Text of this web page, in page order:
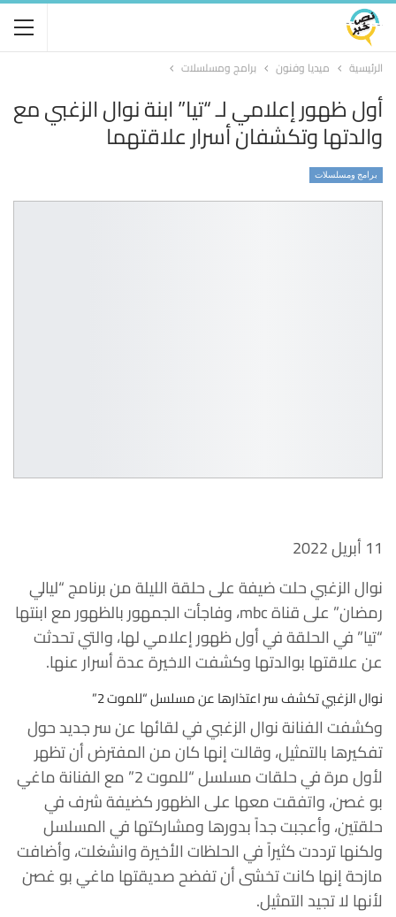
الرئيسية ميديا وفنون برامج ومسلسلات
أول ظهور إعلامي لـ “تيا” ابنة نوال الزغبي مع
والدتها وتكشفان أسرار علاقتهما
برامج ومسلسلات
11 أبريل 2022
نوال الزغبي حلت ضيفة على حلقة الليلة من برنامج “ليالي
رمضان” على قناةmbc، وفاجأت الجمهور بالظهور مع ابنتها
“تيا” في الحلقة في أول ظهور إعلامي لها، والتي تحدثت
عن علاقتها بوالدتها وكشفت الاخيرة عدة أسرار عنها.
نوال الزغبي تكشف سر اعتذارها عن مسلسل “للموت 2”
وكشفت الفنانة نوال الزغبي في لقائها عن سر جديد حول
تفكيرها بالتمثيل، وقالت إنها كان من المفترض أن تظهر
لأول مرة في حلقات مسلسل “للموت 2” مع الفنانة ماغي
بو غصن، واتفقت معها على الظهور كضيفة شرف في
حلقتين، وأعجبت جداً بدورها ومشاركتها في المسلسل
ولكنها ترددت كثيراً في الحلظات الأخيرة وانشغلت، وأضافت
مازحة إنها كانت تخشى أن تفضح صديقتها ماغي بو غصن
لأنها لا تجيد التمثيل.